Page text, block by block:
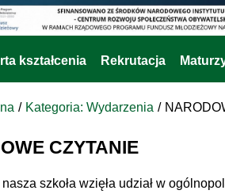
kształcenia Rekrutacja
Kategoria: Wydarzenia
CZYTANIE
szkoła wzięła udział w